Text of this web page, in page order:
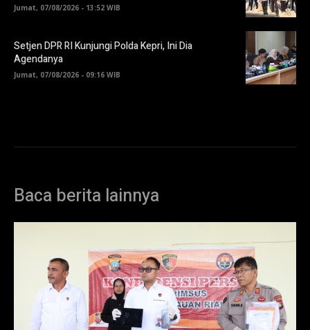
Jumat, 07/08/2026 - 13:52 WIB
Setjen DPR RI Kunjungi Polda Kepri, Ini Dia
Agendanya
Jumat, 07/08/2026 - 09:16 WIB
Baca berita lainnya